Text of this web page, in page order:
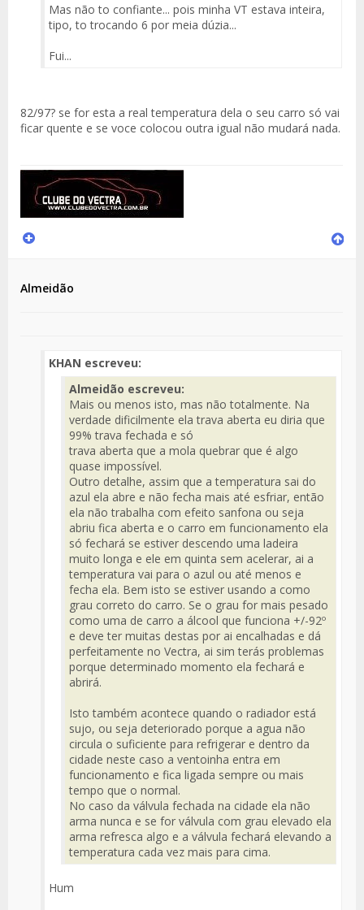
Mas não to confiante... pois minha VT estava inteira,
tipo, to trocando 6 por meia dúzia...
Fui...
82/97? se for esta a real temperatura dela o seu carro só vai
ficar quente e se voce colocou outra igual não mudará nada.
Almeidão
KHAN escreveu:
Almeidão escreveu:
Mais ou menos isto, mas não totalmente. Na
verdade dificilmente ela trava aberta eu diria que
99% trava fechada e só
trava aberta que a mola quebrar que é algo
quase impossível.
Outro detalhe, assim que a temperatura sai do
azul ela abre e não fecha mais até esfriar, então
ela não trabalha com efeito sanfona ou seja
abriu fica aberta e o carro em funcionamento ela
só fechará se estiver descendo uma ladeira
muito longa e ele em quinta sem acelerar, ai a
temperatura vai para o azul ou até menos e
fecha ela. Bem isto se estiver usando a como
grau correto do carro. Se o grau for mais pesado
como uma de carro a álcool que funciona +/-92º
e deve ter muitas destas por ai encalhadas e dá
perfeitamente no Vectra, ai sim terás problemas
porque determinado momento ela fechará e
abrirá.
Isto também acontece quando o radiador está
sujo, ou seja deteriorado porque a agua não
circula o suficiente para refrigerar e dentro da
cidade neste caso a ventoinha entra em
funcionamento e fica ligada sempre ou mais
tempo que o normal.
No caso da válvula fechada na cidade ela não
arma nunca e se for válvula com grau elevado ela
arma refresca algo e a válvula fechará elevando a
temperatura cada vez mais para cima.
Hum